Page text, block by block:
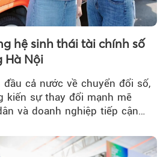
hệ sinh thái tài chính số
Hà Nội
đầu cả nước về chuyển đổi số,
kiến sự thay đổi mạnh mẽ
và doanh nghiệp tiếp cận